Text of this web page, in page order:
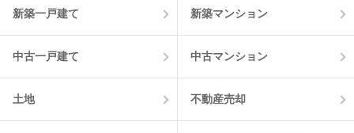
新築一戸建て 新築マンション
中古一戸建て 中古マンション
土地 不動産売却